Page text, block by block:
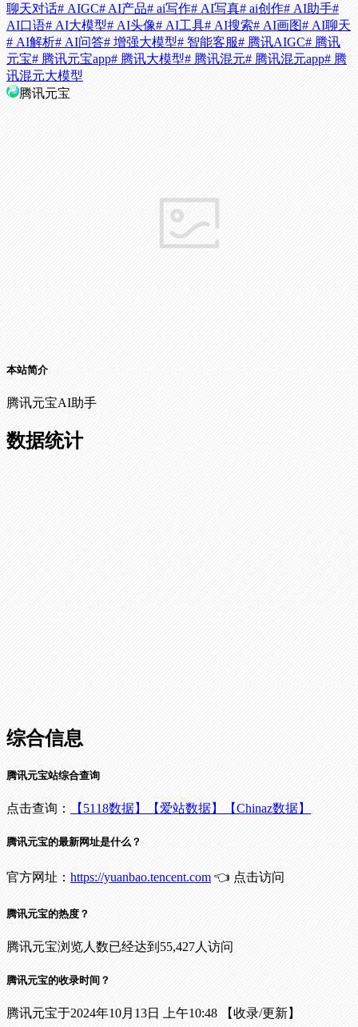
聊天对话# AIGC# AI产品# ai写作# AI写真# ai创作# AI助手#
AI口语# AI大模型# AI头像# AI工具# AI搜索# AI画图# AI聊天
# AI解析# AI问答# 增强大模型# 智能客服# 腾讯AIGC# 腾讯
元宝# 腾讯元宝app# 腾讯大模型# 腾讯混元# 腾讯混元app# 腾
讯混元大模型
腾讯元宝
本站简介
腾讯元宝AI助手
数据统计
综合信息
腾讯元宝站综合查询
点击查询： 【5118数据】 【爱站数据】 【Chinaz数据】
腾讯元宝的最新网址是什么？
官方网址： https://yuanbao.tencent.com 👈 点击访问
腾讯元宝的热度？
腾讯元宝浏览人数已经达到55,427人访问
腾讯元宝的收录时间？
腾讯元宝于2024年10月13日 上午10:48 【收录/更新】